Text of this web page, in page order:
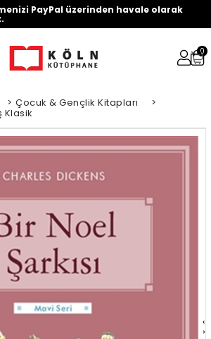
PayPal üzerinden havale olarak
0
> Çocuk & Gençlik Kitapları >
Klasik
‹
›